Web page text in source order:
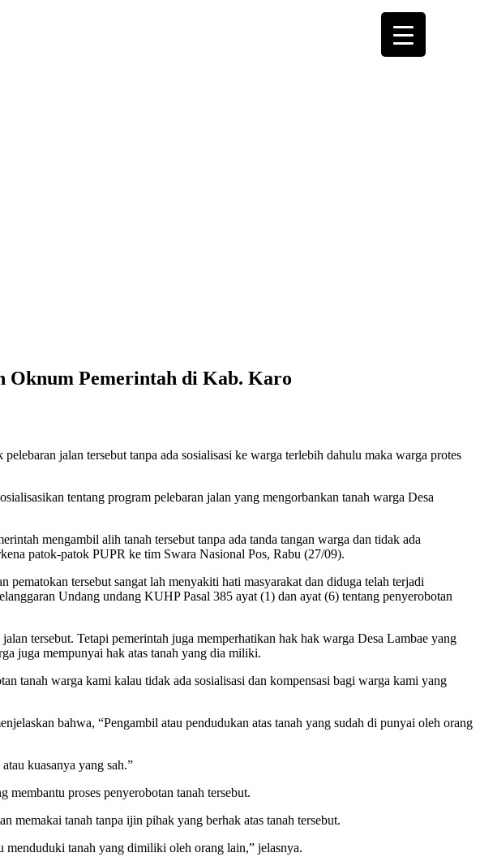
Oknum Pemerintah di Kab. Karo
jalan tersebut tanpa ada sosialisasi ke warga terlebih dahulu maka warga protes
tentang program pelebaran jalan yang mengorbankan tanah warga Desa
mengambil alih tanah tersebut tanpa ada tanda tangan warga dan tidak ada
patok-patok PUPR ke tim Swara Nasional Pos, Rabu (27/09).
tersebut sangat lah menyakiti hati masyarakat dan diduga telah terjadi
Undang undang KUHP Pasal 385 ayat (1) dan ayat (6) tentang penyerobotan
tersebut. Tetapi pemerintah juga memperhatikan hak hak warga Desa Lambae yang
juga mempunyai hak atas tanah yang dia miliki.
tanah warga kami kalau tidak ada sosialisasi dan kompensasi bagi warga kami yang
bahwa, “Pengambil atau pendudukan atas tanah yang sudah di punyai oleh orang
kuasanya yang sah.”
proses penyerobotan tanah tersebut.
memakai tanah tanpa ijin pihak yang berhak atas tanah tersebut.
menduduki tanah yang dimiliki oleh orang lain,” jelasnya.